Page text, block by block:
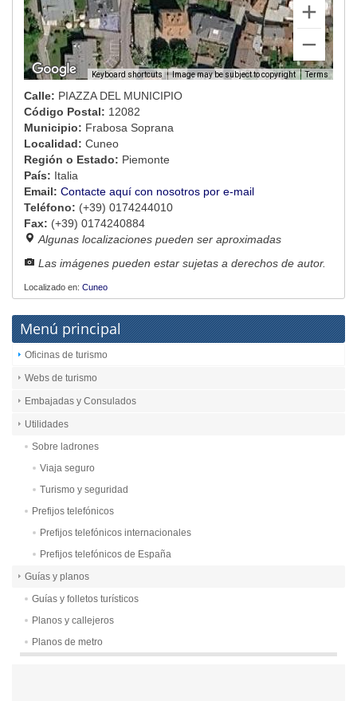
Keyboard shortcuts Image may be subject to copyright Terms
Calle: PIAZZA DEL MUNICIPIO
Código Postal: 12082
Municipio: Frabosa Soprana
Localidad: Cuneo
Región o Estado: Piemonte
País: Italia
Email: Contacte aquí con nosotros por e-mail
Teléfono: (+39) 0174244010
Fax: (+39) 0174240884
Algunas localizaciones pueden ser aproximadas
Las imágenes pueden estar sujetas a derechos de autor.
Localizado en: Cuneo
Menú principal
Oficinas de turismo
Webs de turismo
Embajadas y Consulados
Utilidades
Sobre ladrones
Viaja seguro
Turismo y seguridad
Prefijos telefónicos
Prefijos telefónicos internacionales
Prefijos telefónicos de España
Guías y planos
Guías y folletos turísticos
Planos y callejeros
Planos de metro